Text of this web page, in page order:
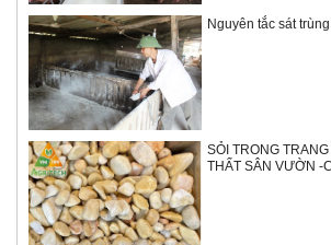
Nguyên tắc sát
SỎI TRONG
THẤT SÂN VƯỜN -